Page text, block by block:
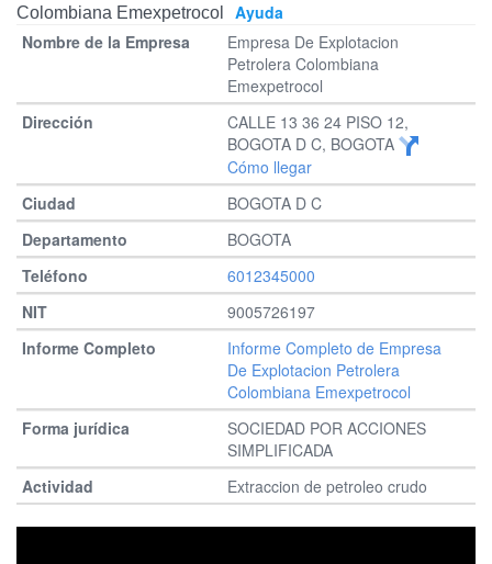
Colombiana Emexpetrocol
Ayuda
Empresa De Explotacion
Petrolera Colombiana
Emexpetrocol
CALLE 13 36 24 PISO 12,
BOGOTA D C, BOGOTA
Cómo llegar
BOGOTA D C
BOGOTA
6012345000
9005726197
Informe Completo de Empresa
De Explotacion Petrolera
Colombiana Emexpetrocol
SOCIEDAD POR ACCIONES
SIMPLIFICADA
Extraccion de petroleo crudo